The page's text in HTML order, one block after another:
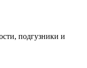
подгузники и